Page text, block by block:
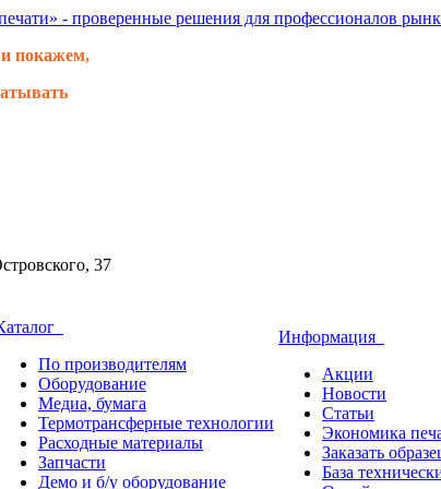
и покажем,
37
По производителям
Оборудование
Медиа, бумага
Термотрансферные технологии
Расходные материалы
Запчасти
Демо и б/у оборудование
Информация
Акции
Новости
Статьи
Экономика
Заказать
База